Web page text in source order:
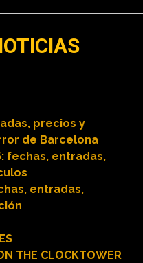
precios y
de Barcelona
fechas, entradas,
entradas,
THE CLOCKTOWER